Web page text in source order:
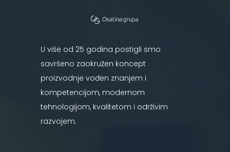
U više od 25 godina postigli smo
savršeno zaokružen koncept
proizvodnje vođen znanjem i
kompetencijom, modernom
tehnologijom, kvalitetom i održivim
razvojem.